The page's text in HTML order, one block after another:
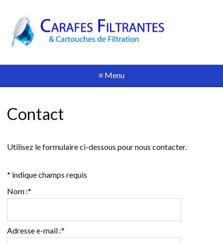
≡ Menu
Contact
Utilisez le formulaire ci-dessous pour nous contacter.
* indique champs requis
Nom :*
Adresse e-mail :*